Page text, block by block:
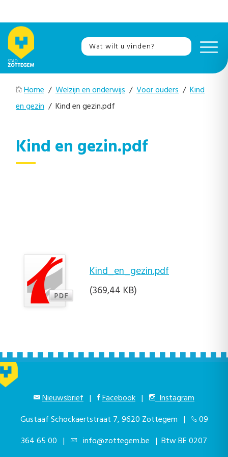
Home / Welzijn en onderwijs / Voor ouders / Kind
en gezin / Kind en gezin.pdf
Kind en gezin.pdf
Kind_en_gezin.pdf
(369,44 KB)
Nieuwsbrief | Facebook |
Instagram
Gustaaf Schockaertstraat 7, 9620 Zottegem |
09
364 65 00 | info@zottegem.be | Btw BE 0207